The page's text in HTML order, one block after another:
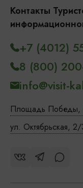
Контакты
Площадь Победы,
ул. Октябрьская,
+7 (4012)
8 (800)
info@visit-